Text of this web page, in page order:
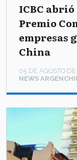
ICBC
Premio
empresas
China
NEWS
05 DE AGOSTO